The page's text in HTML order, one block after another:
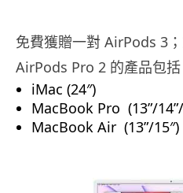
免費獲贈一對 AirPods 3
AirPods Pro 2 的產品包括
iMac (24″)
MacBook Pro (13”/
MacBook Air (13”/15″)